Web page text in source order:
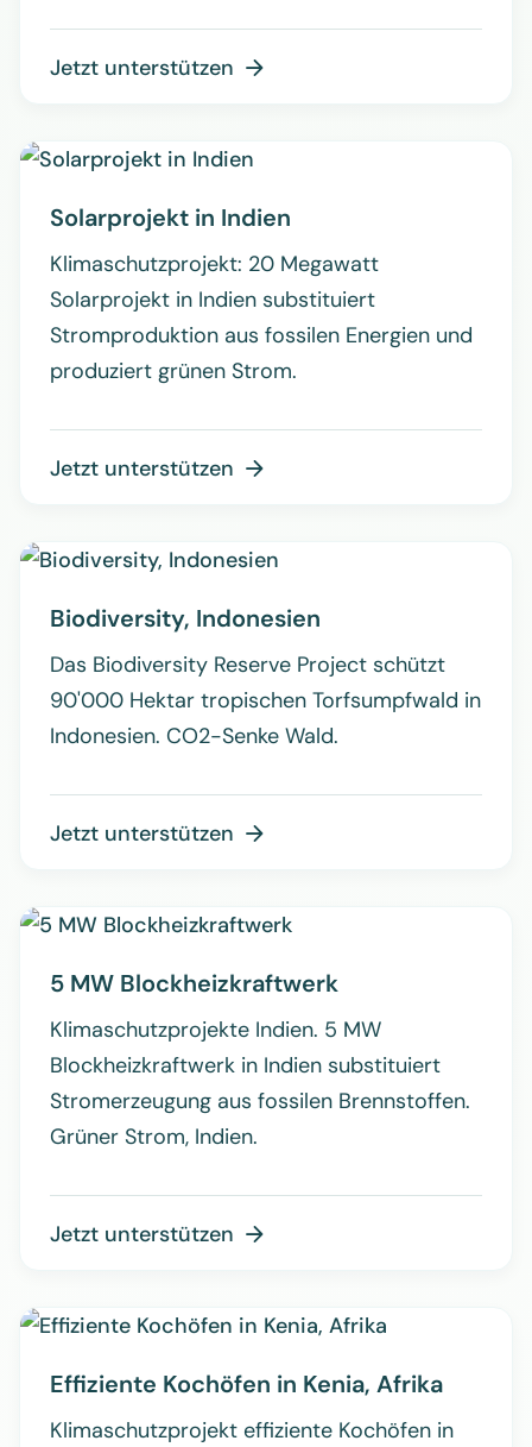
Jetzt unterstützen 
Solarprojekt in Indien
Klimaschutzprojekt: 20 Megawatt
Solarprojekt in Indien substituiert
Stromproduktion aus fossilen Energien und
produziert grünen Strom.
Jetzt unterstützen 
Biodiversity, Indonesien
Das Biodiversity Reserve Project schützt
90'000 Hektar tropischen Torfsumpfwald in
Indonesien. CO2-Senke Wald.
Jetzt unterstützen 
5 MW Blockheizkraftwerk
Klimaschutzprojekte Indien. 5 MW
Blockheizkraftwerk in Indien substituiert
Stromerzeugung aus fossilen Brennstoffen.
Grüner Strom, Indien.
Jetzt unterstützen 
Effiziente Kochöfen in Kenia, Afrika
Klimaschutzprojekt effiziente Kochöfen in